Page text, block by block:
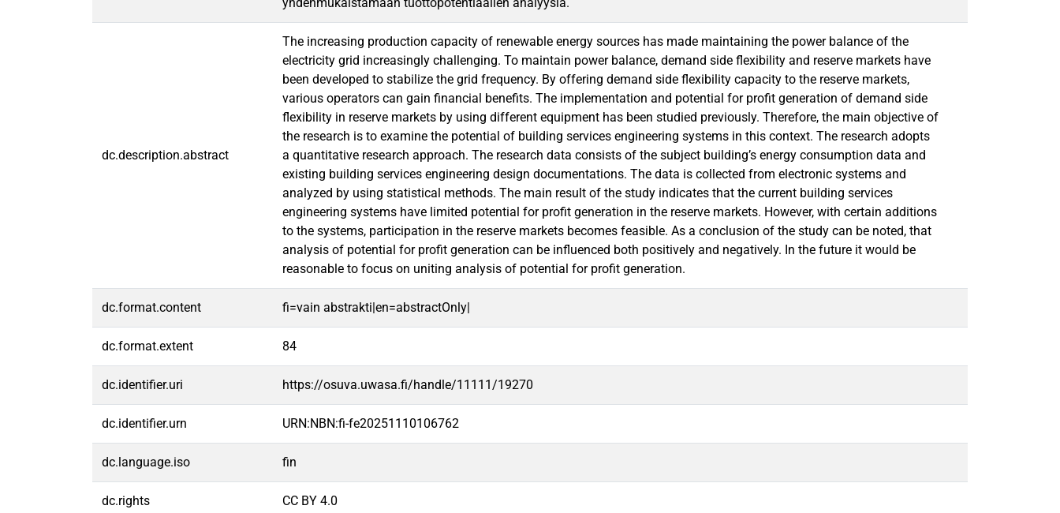
dc.description.abstract
The increasing production capacity of renewable energy sources has made maintaining the power balance of the
electricity grid increasingly challenging. To maintain power balance, demand side flexibility and reserve markets have
been developed to stabilize the grid frequency. By offering demand side flexibility capacity to the reserve markets,
various operators can gain financial benefits. The implementation and potential for profit generation of demand side
flexibility in reserve markets by using different equipment has been studied previously. Therefore, the main objective of
the research is to examine the potential of building services engineering systems in this context. The research adopts
a quantitative research approach. The research data consists of the subject building’s energy consumption data and
existing building services engineering design documentations. The data is collected from electronic systems and
analyzed by using statistical methods. The main result of the study indicates that the current building services
engineering systems have limited potential for profit generation in the reserve markets. However, with certain additions
to the systems, participation in the reserve markets becomes feasible. As a conclusion of the study can be noted, that
analysis of potential for profit generation can be influenced both positively and negatively. In the future it would be
reasonable to focus on uniting analysis of potential for profit generation.
dc.format.content fi=vain abstrakti|en=abstractOnly|
dc.format.extent 84
dc.identifier.uri https://osuva.uwasa.fi/handle/11111/19270
dc.identifier.urn URN:NBN:fi-fe20251110106762
dc.language.iso fin
dc.rights CC BY 4.0